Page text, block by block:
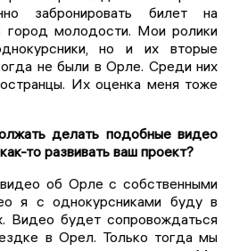
забронировать билет на
город молодости. Мои ролики
но и их вторые
не были в Орле. Среди них
Их оценка меня тоже
делать подобные видео
то развивать ваш проект?
об Орле с собственными
я с однокурсниками буду в
Видео будет сопровождаться
в Орел. Только тогда мы